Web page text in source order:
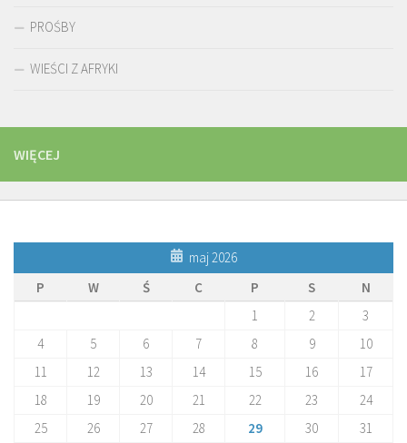
PROŚBY
WIEŚCI Z AFRYKI
WIĘCEJ
maj 2026
P
W Ś C P S
N
1
2
3
4
5 6 7 8 9
10
11
12 13 14 15 16
17
18
19 20 21 22 23
24
25
26 27 28 29 30
31